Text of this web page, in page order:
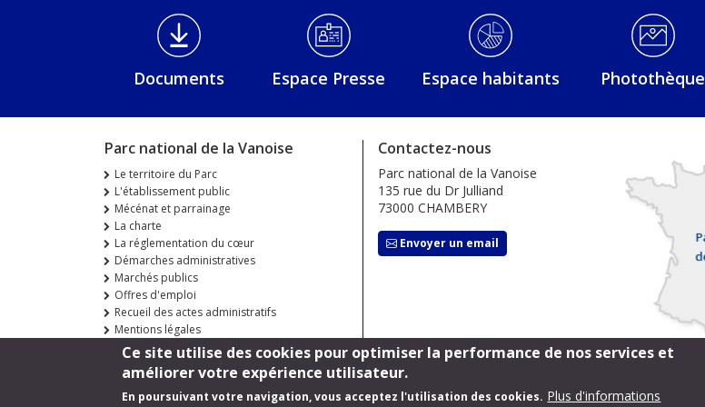
Médiathèque Footer
Documents Espace Presse Espace habitants Photothèque
Parc national de la Vanoise
Le territoire du Parc
L'établissement public
Mécénat et parrainage
La charte
La réglementation du cœur
Démarches administratives
Marchés publics
Offres d'emploi
Recueil des actes administratifs
Mentions légales
Contactez-nous
Parc national de la Vanoise
135 rue du Dr Julliand
73000 CHAMBERY
Envoyer un email
Ce site utilise des cookies pour optimiser la performance de nos services et
améliorer votre expérience utilisateur.
En poursuivant votre navigation, vous acceptez l'utilisation des cookies. Plus d'informations